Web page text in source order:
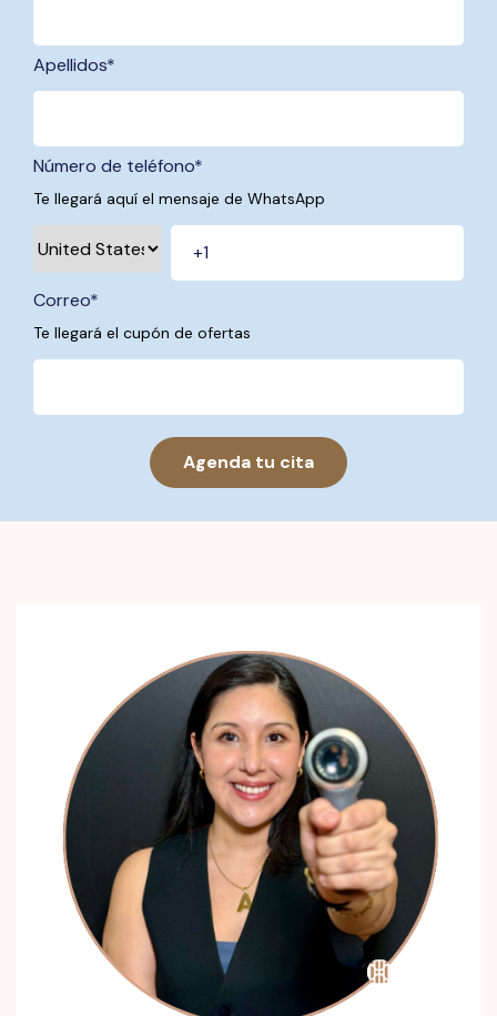
Apellidos*
Número de teléfono*
Te llegará aquí el mensaje de WhatsApp
Correo*
Te llegará el cupón de ofertas